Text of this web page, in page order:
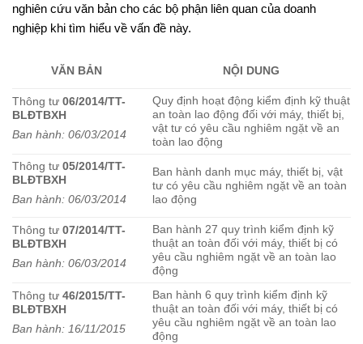
nghiên cứu văn bản cho các bộ phận liên quan của doanh
nghiệp khi tìm hiểu về vấn đề này.
VĂN BẢN NỘI DUNG
Thông tư 06/2014/TT-
BLĐTBXH
Ban hành: 06/03/2014
Quy định hoạt động kiểm định kỹ thuật
an toàn lao động đối với máy, thiết bị,
vật tư có yêu cầu nghiêm ngặt về an
toàn lao động
Thông tư 05/2014/TT-
BLĐTBXH
Ban hành: 06/03/2014
Ban hành danh mục máy, thiết bị, vật
tư có yêu cầu nghiêm ngặt về an toàn
lao động
Thông tư 07/2014/TT-
BLĐTBXH
Ban hành: 06/03/2014
Ban hành 27 quy trình kiểm định kỹ
thuật an toàn đối với máy, thiết bị có
yêu cầu nghiêm ngặt về an toàn lao
động
Thông tư 46/2015/TT-
BLĐTBXH
Ban hành: 16/11/2015
Ban hành 6 quy trình kiểm định kỹ
thuật an toàn đối với máy, thiết bị có
yêu cầu nghiêm ngặt về an toàn lao
động